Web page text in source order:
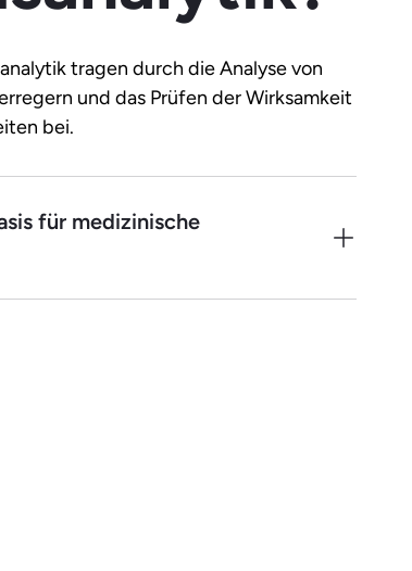
tragen durch die Analyse von
und das Prüfen der Wirksamkeit
bei.
für medizinische